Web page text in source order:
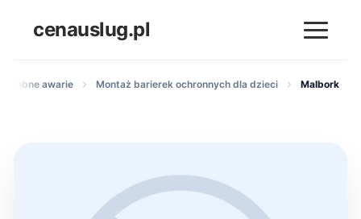
cenauslug.pl
i drobne awarie Montaż barierek ochronnych dla dzieci Malbork